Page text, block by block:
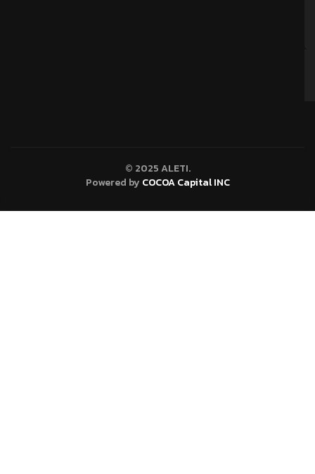
© 2025 ALETI.
Powered by COCOA Capital INC